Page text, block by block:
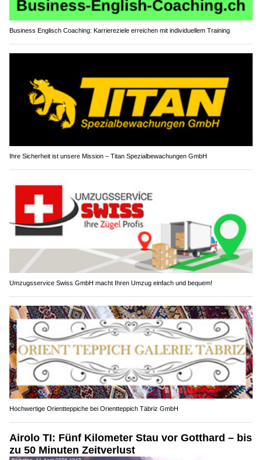
Business Englisch Coaching: Karriereziele erreichen mit individuellem Training
Ihre Sicherheit ist unsere Mission – Titan Spezialbewachungen GmbH
Umzugsservice Swiss GmbH macht Ihren Umzug einfach und bequem!
Hochwertige Orientteppiche bei Orientteppich Täbriz GmbH
Airolo TI: Fünf Kilometer Stau vor Gotthard – bis
zu 50 Minuten Zeitverlust